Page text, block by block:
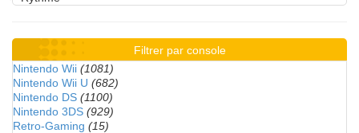
Filtrer par console
Nintendo Wii (1081)
Nintendo Wii U (682)
Nintendo DS (1100)
Nintendo 3DS (929)
Retro-Gaming (15)